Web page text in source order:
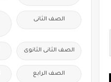
الصف الثانى
الصف الثانى الثانوى
الصف الرابع